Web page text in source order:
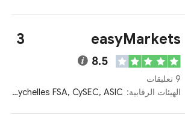
easyMarkets
3
8.5
9 تعليقات
الهيئات الرقابية:
PFSA, BVI FSC, Seychelles FSA, CySEC, ASIC